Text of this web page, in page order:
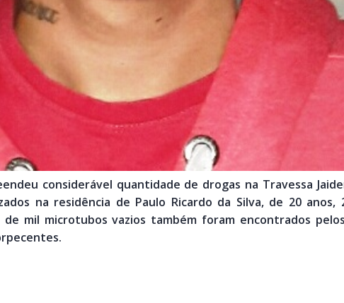
considerável quantidade de drogas na Travessa
na residência de Paulo Ricardo da Silva, de 20 anos,
mil microtubos vazios também foram encontrados